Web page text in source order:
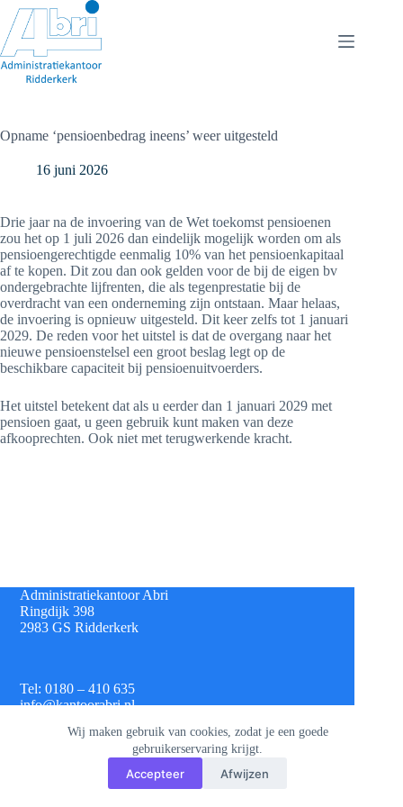
naar
de
inhoud
Wij maken gebruik van cookies, zodat je een goede
gebruikerservaring krijgt.
Accepteer Afwijzen
Opname ‘pensioenbedrag ineens’ weer uitgesteld
16 juni 2026
Drie jaar na de invoering van de Wet toekomst pensioenen
zou het op 1 juli 2026 dan eindelijk mogelijk worden om als
pensioengerechtigde eenmalig 10% van het pensioenkapitaal
af te kopen. Dit zou dan ook gelden voor de bij de eigen bv
ondergebrachte lijfrenten, die als tegenprestatie bij de
overdracht van een onderneming zijn ontstaan. Maar helaas,
de invoering is opnieuw uitgesteld. Dit keer zelfs tot 1 januari
2029. De reden voor het uitstel is dat de overgang naar het
nieuwe pensioenstelsel een groot beslag legt op de
beschikbare capaciteit bij pensioenuitvoerders.
Het uitstel betekent dat als u eerder dan 1 januari 2029 met
pensioen gaat, u geen gebruik kunt maken van deze
afkooprechten. Ook niet met terugwerkende kracht.
Administratiekantoor Abri
Ringdijk 398
2983 GS Ridderkerk
Tel: 0180 – 410 635
info@kantoorabri.nl
IBAN: NL 08 INGB 0693 4313 42